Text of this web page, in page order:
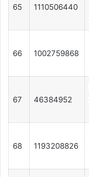
65 1110506440
66 1002759868
67 46384952
68 1193208826